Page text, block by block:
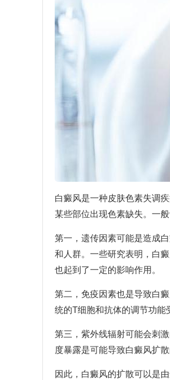
白癜风是一种皮肤色素失调
某些部位出现色素缺失。一
第一，遗传因素可能是造成
和人群。一些研究表明，白
也起到了一定的影响作用。
第二，免疫因素也是导致白
统的T细胞和抗体的调节功能
第三，紫外线辐射可能会刺
度暴露是可能导致白癜风扩
因此，白癜风的扩散可以是